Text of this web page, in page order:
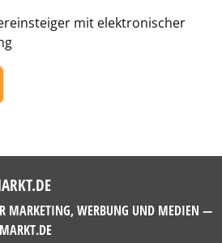
mit elektronischer
MARKETING, WERBUNG UND MEDIEN —